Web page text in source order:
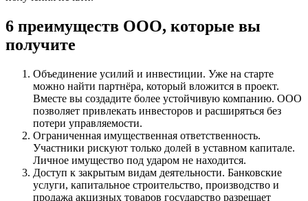
6 преимуществ ООО, которые вы
получите
Объединение усилий и инвестиции. Уже на старте
можно найти партнёра, который вложится в проект.
Вместе вы создадите более устойчивую компанию. ООО
позволяет привлекать инвесторов и расширяться без
потери управляемости.
Ограниченная имущественная ответственность.
Участники рискуют только долей в уставном капитале.
Личное имущество под ударом не находится.
Доступ к закрытым видам деятельности. Банковские
услуги, капитальное строительство, производство и
продажа акцизных товаров государство разрешает